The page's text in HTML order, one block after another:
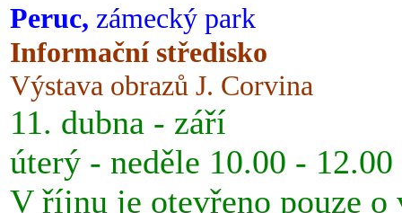
Peruc, zámecký park
Informační středisko
Výstava obrazů J. Corvina
11. dubna - září
úterý - neděle 10.00 -
V říjnu je otevřeno pouze o